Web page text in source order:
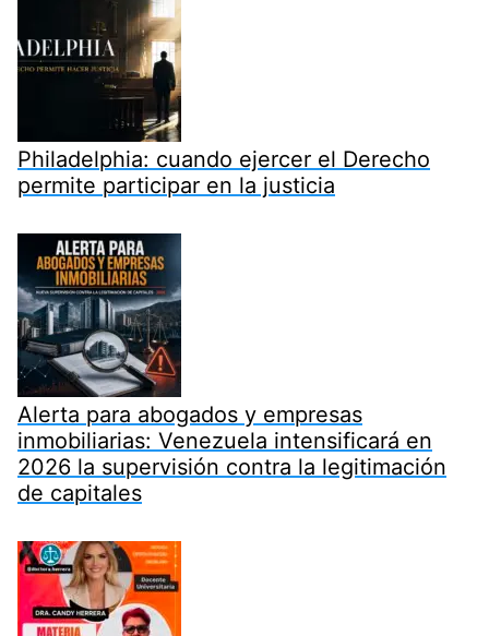
Philadelphia: cuando ejercer el Derecho
permite participar en la justicia
Alerta para abogados y empresas
inmobiliarias: Venezuela intensificará en
2026 la supervisión contra la legitimación
de capitales